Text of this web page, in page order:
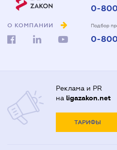
О КОМПАНИИ
0-
Подбор
0-
Реклама и PR
на ligazakon.net
ТАРИФЫ